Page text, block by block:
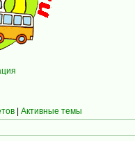
| Активные темы